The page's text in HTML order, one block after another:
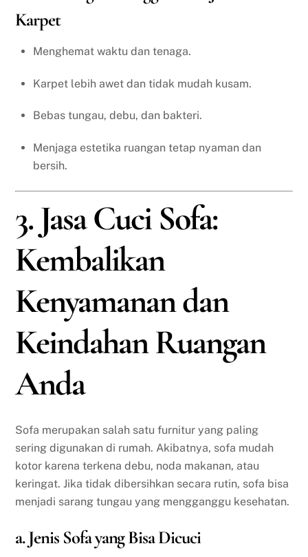
Karpet
Menghemat waktu dan tenaga.
Karpet lebih awet dan tidak mudah kusam.
Bebas tungau, debu, dan bakteri.
Menjaga estetika ruangan tetap nyaman dan
bersih.
3. Jasa Cuci Sofa:
Kembalikan
Kenyamanan dan
Keindahan Ruangan
Anda
Sofa merupakan salah satu furnitur yang paling
sering digunakan di rumah. Akibatnya, sofa mudah
kotor karena terkena debu, noda makanan, atau
keringat. Jika tidak dibersihkan secara rutin, sofa bisa
menjadi sarang tungau yang mengganggu kesehatan.
a. Jenis Sofa yang Bisa Dicuci